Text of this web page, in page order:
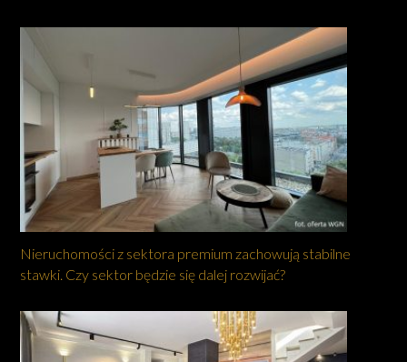
Nieruchomości z sektora premium zachowują stabilne
stawki. Czy sektor będzie się dalej rozwijać?